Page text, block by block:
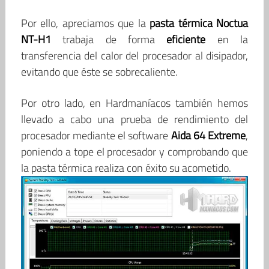
Por ello, apreciamos que la pasta térmica Noctua
NT-H1 trabaja de forma eficiente en la
transferencia del calor del procesador al disipador,
evitando que éste se sobrecaliente.
Por otro lado, en Hardmaníacos también hemos
llevado a cabo una prueba de rendimiento del
procesador mediante el softwareAida 64 Extreme,
poniendo a tope el procesador y comprobando que
la pasta térmica realiza con éxito su acometido.